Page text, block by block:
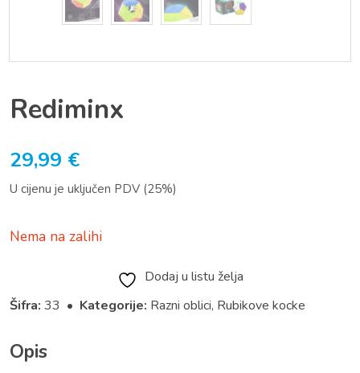
Rediminx
29,99 €
U cijenu je uključen PDV (25%)
Nema na zalihi
Dodaj u listu želja
Šifra: 33 • Kategorije: Razni oblici, Rubikove kocke
Opis